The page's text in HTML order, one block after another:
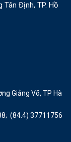
Tân Định, TP. Hồ
Giảng Võ, TP Hà
(84.4) 37711756